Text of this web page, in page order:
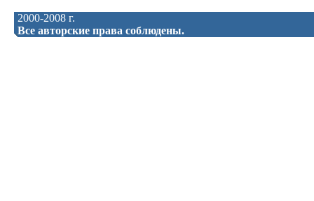
2000-2008 г.
Все авторские права соблюдены.